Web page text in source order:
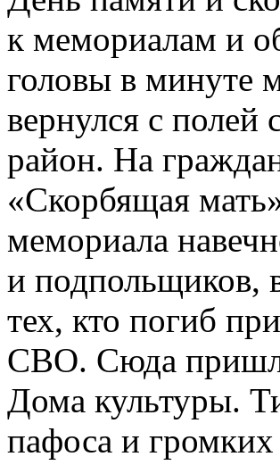
к мемориалам и
головы в минуте
вернулся с полей
район. На
«Скорбящая
мемориала
и подпольщиков,
тех, кто погиб
СВО. Сюда
Дома культуры.
пафоса и